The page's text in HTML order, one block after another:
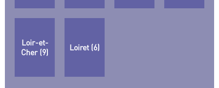
Loir-et-
Cher (9)
Loiret (6)